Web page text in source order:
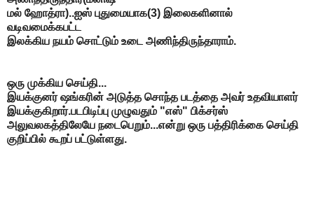
மல் ஹோத்ரா)..ஐஸ் புதுமையாக(3) இலைகளினால்
வடிவமைக்கபட்ட
இலக்கிய நயம் சொட்டும் உடை அணிந்திருந்தாராம்.
ஒரு முக்கிய செய்தி...
இயக்குனர் ஷங்கரின் அடுத்த சொந்த படத்தை அவர் உதவியாளர்
இயக்குகிறார்.படபிடிப்பு முழுவதும் "எஸ்" பிக்சர்ஸ்
அலுவலகத்திலேயே நடைபெறும்...என்று ஒரு பத்திரிக்கை செய்தி
குறிப்பில் கூறப் பட்டுள்ளது.